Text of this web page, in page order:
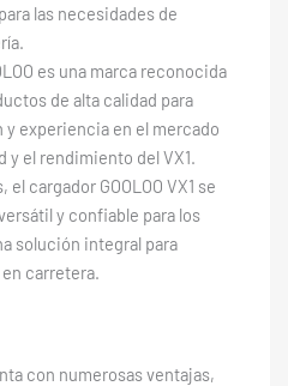
las necesidades de
es una marca reconocida
de alta calidad para
experiencia en el mercado
y el rendimiento del VX1.
cargador GOOLOO VX1 se
y confiable para los
solución integral para
carretera.
con numerosas ventajas,